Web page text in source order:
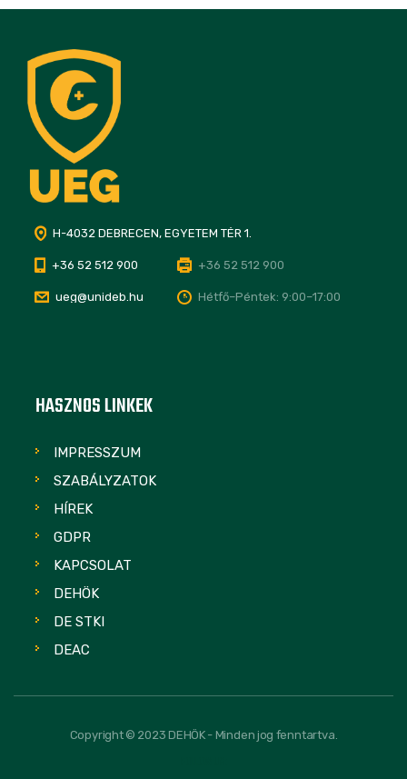
H-4032 DEBRECEN, EGYETEM TÉR 1.
+36 52 512 900 +36 52 512 900
ueg@unideb.hu Hétfő–Péntek: 9:00–17:00
HASZNOS LINKEK
IMPRESSZUM
SZABÁLYZATOK
HÍREK
GDPR
KAPCSOLAT
DEHÖK
DE STKI
DEAC
Copyright © 2023 DEHÖK - Minden jog fenntartva.